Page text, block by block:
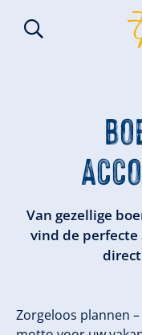
Van gezellige
vind de perfecte
Zorgeloos plannen